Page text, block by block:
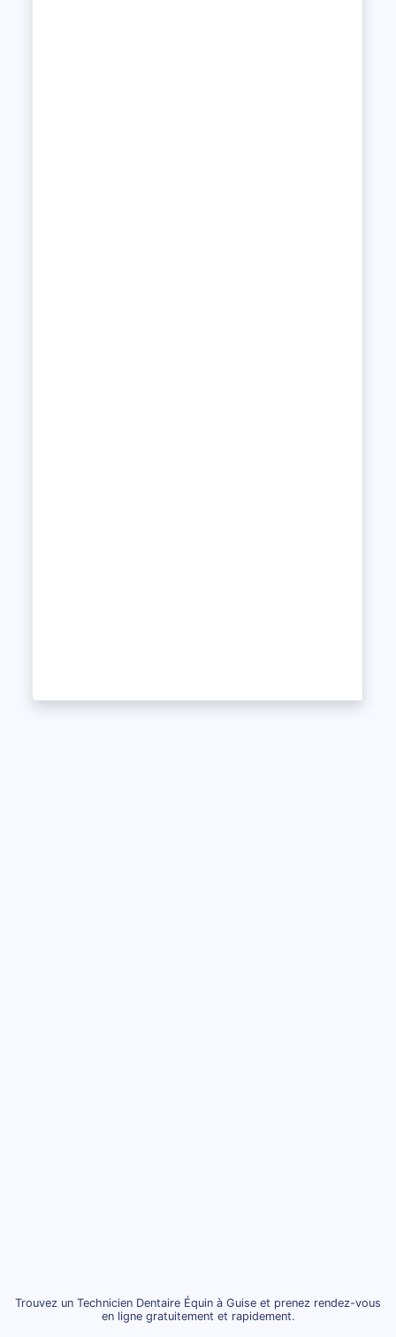
Trouvez un Technicien Dentaire Équin à Guise et prenez rendez-vous
en ligne gratuitement et rapidement.